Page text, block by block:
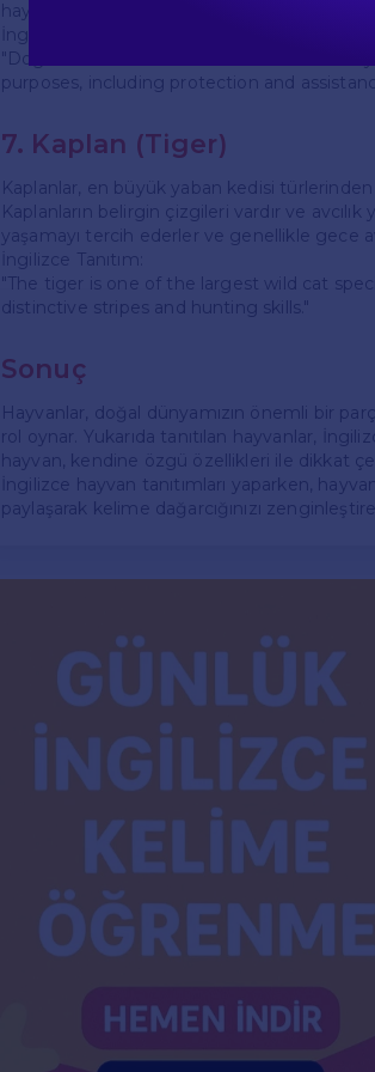
hayvanlardır.
İngilizce Tanıtım:
"Dogs are known as man's best friend.
purposes, including protection and
7. Kaplan (Tiger)
Kaplanlar, en büyük yaban kedisi
Kaplanların belirgin çizgileri vardır ve
yaşamayı tercih ederler ve genellikle gece
İngilizce Tanıtım:
"The tiger is one of the largest wild cat
distinctive stripes and hunting skills."
Sonuç
Hayvanlar, doğal dünyamızın önemli bir
rol oynar. Yukarıda tanıtılan hayvanlar,
hayvan, kendine özgü özellikleri ile dikkat
İngilizce hayvan tanıtımları yaparken,
paylaşarak kelime dağarcığınızı